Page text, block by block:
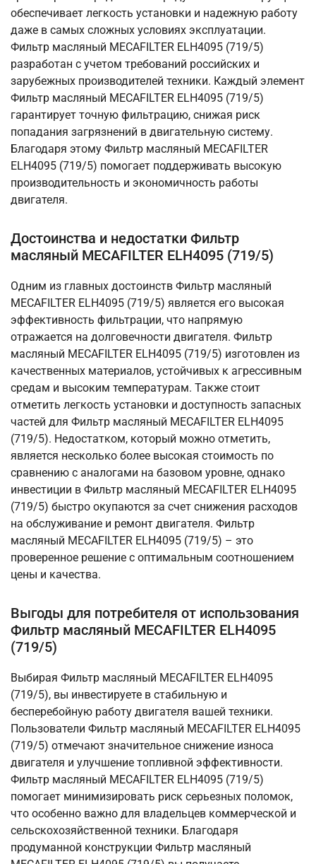
обеспечивает легкость установки и надежную работу
даже в самых сложных условиях эксплуатации.
Фильтр масляный MECAFILTER ELH4095 (719/5)
разработан с учетом требований российских и
зарубежных производителей техники. Каждый элемент
Фильтр масляный MECAFILTER ELH4095 (719/5)
гарантирует точную фильтрацию, снижая риск
попадания загрязнений в двигательную систему.
Благодаря этому Фильтр масляный MECAFILTER
ELH4095 (719/5) помогает поддерживать высокую
производительность и экономичность работы
двигателя.
Достоинства и недостатки Фильтр
масляный MECAFILTER ELH4095 (719/5)
Одним из главных достоинств Фильтр масляный
MECAFILTER ELH4095 (719/5) является его высокая
эффективность фильтрации, что напрямую
отражается на долговечности двигателя. Фильтр
масляный MECAFILTER ELH4095 (719/5) изготовлен из
качественных материалов, устойчивых к агрессивным
средам и высоким температурам. Также стоит
отметить легкость установки и доступность запасных
частей для Фильтр масляный MECAFILTER ELH4095
(719/5). Недостатком, который можно отметить,
является несколько более высокая стоимость по
сравнению с аналогами на базовом уровне, однако
инвестиции в Фильтр масляный MECAFILTER ELH4095
(719/5) быстро окупаются за счет снижения расходов
на обслуживание и ремонт двигателя. Фильтр
масляный MECAFILTER ELH4095 (719/5) – это
проверенное решение с оптимальным соотношением
цены и качества.
Выгоды для потребителя от использования
Фильтр масляный MECAFILTER ELH4095
(719/5)
Выбирая Фильтр масляный MECAFILTER ELH4095
(719/5), вы инвестируете в стабильную и
бесперебойную работу двигателя вашей техники.
Пользователи Фильтр масляный MECAFILTER ELH4095
(719/5) отмечают значительное снижение износа
двигателя и улучшение топливной эффективности.
Фильтр масляный MECAFILTER ELH4095 (719/5)
помогает минимизировать риск серьезных поломок,
что особенно важно для владельцев коммерческой и
сельскохозяйственной техники. Благодаря
продуманной конструкции Фильтр масляный